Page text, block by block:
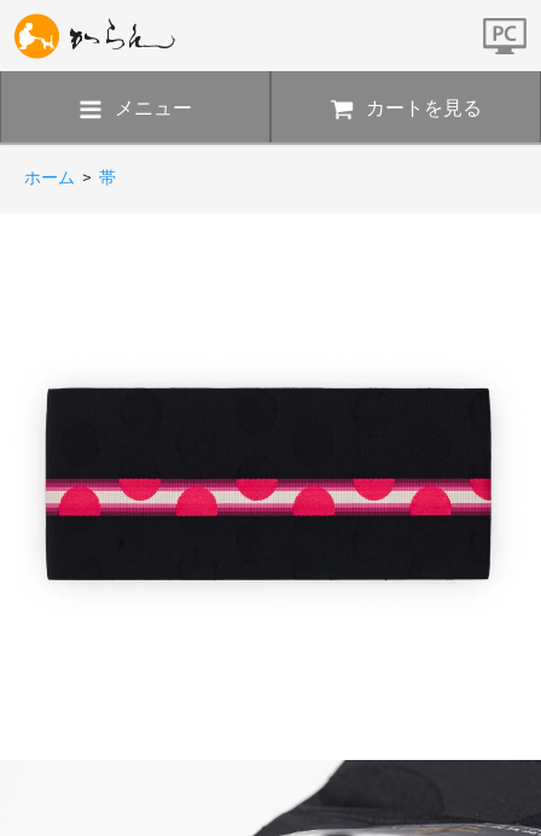
メニュー カートを見る
ホーム > 帯